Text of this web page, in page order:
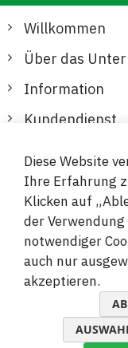
Willkommen
Über das
Information
Kundendienst
Sichere und
©
Diese Website
Ihre Erfahrung
Klicken auf
der
notwendiger
auch nur
akzeptieren.